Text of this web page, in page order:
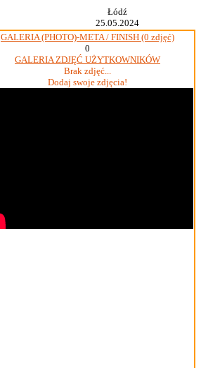
Łódź
25.05.2024
GALERIA (PHOTO)-META / FINISH (0 zdjęć)
0
GALERIA ZDJĘĆ UŻYTKOWNIKÓW
Brak zdjęć...
Dodaj swoje zdjęcia!